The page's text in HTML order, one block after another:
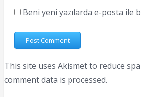
Beni yeni yazılarda e-posta ile
This site uses Akismet to reduce
comment data is processed.